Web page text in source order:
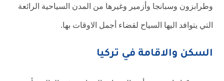
وطرابزون وسبانجا وأزمير وغيرها من المدن السياحية الرائعة
التي يتوافد اليها السياح لقضاء أجمل الاوقات بها.
السكن والاقامة في تركيا